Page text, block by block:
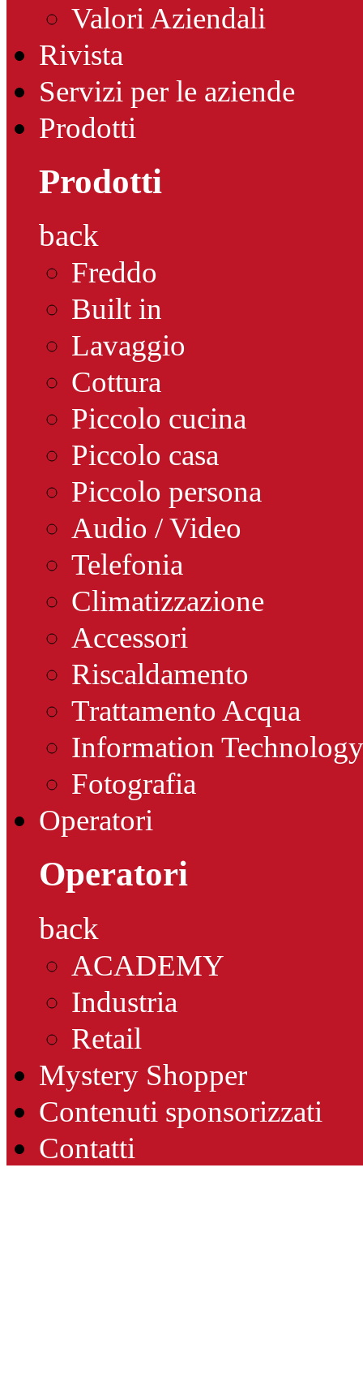
Valori Aziendali
Rivista
Servizi per le aziende
Prodotti
Prodotti
back
Freddo
Built in
Lavaggio
Cottura
Piccolo cucina
Piccolo casa
Piccolo persona
Audio / Video
Telefonia
Climatizzazione
Accessori
Riscaldamento
Trattamento Acqua
Information Technology
Fotografia
Operatori
Operatori
back
ACADEMY
Industria
Retail
Mystery Shopper
Contenuti sponsorizzati
Contatti